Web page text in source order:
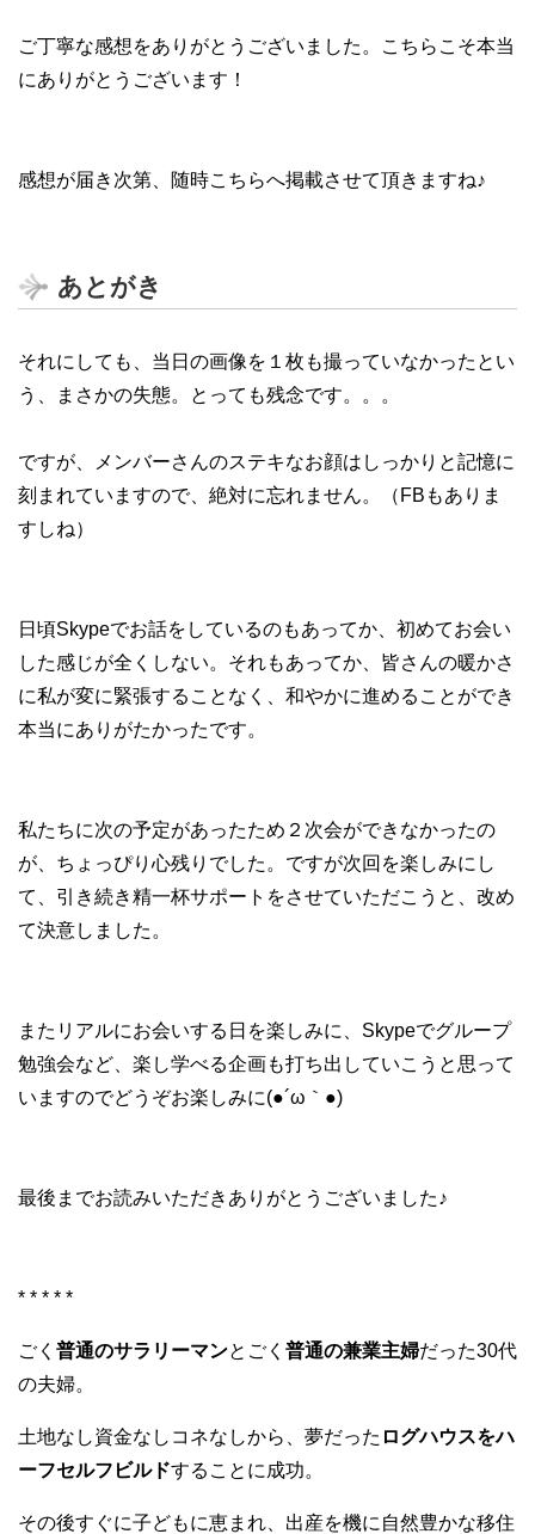
ご丁寧な感想をありがとうございました。こちらこそ本当
にありがとうございます！
感想が届き次第、随時こちらへ掲載させて頂きますね♪
あとがき
それにしても、当日の画像を１枚も撮っていなかったとい
う、まさかの失態。とっても残念です。。。
ですが、メンバーさんのステキなお顔はしっかりと記憶に
刻まれていますので、絶対に忘れません。（FBもありま
すしね）
日頃Skypeでお話をしているのもあってか、初めてお会い
した感じが全くしない。それもあってか、皆さんの暖かさ
に私が変に緊張することなく、和やかに進めることができ
本当にありがたかったです。
私たちに次の予定があったため２次会ができなかったの
が、ちょっぴり心残りでした。ですが次回を楽しみにし
て、引き続き精一杯サポートをさせていただこうと、改め
て決意しました。
またリアルにお会いする日を楽しみに、Skypeでグループ
勉強会など、楽し学べる企画も打ち出していこうと思って
いますのでどうぞお楽しみに(●´ω｀●)
最後までお読みいただきありがとうございました♪
* * * * *
ごく 普通のサラリーマンとごく 普通の兼業主婦だった30代
の夫婦。
土地なし資金なしコネなしから、夢だった ログハウスをハ
ーフセルフビルドすることに成功。
その後すぐに子どもに恵まれ、出産を機に自然豊かな移住